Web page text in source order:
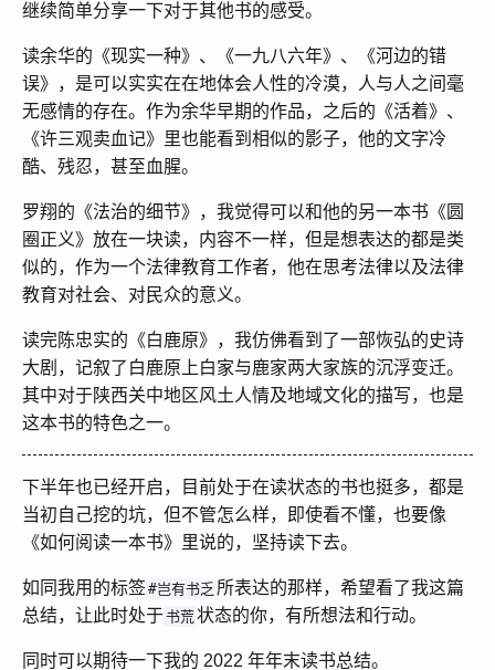
继续简单分享一下对于其他书的感受。
读余华的《现实一种》、《一九八六年》、《河边的错
误》，是可以实实在在地体会人性的冷漠，人与人之间毫
无感情的存在。作为余华早期的作品，之后的《活着》、
《许三观卖血记》里也能看到相似的影子，他的文字冷
酷、残忍，甚至血腥。
罗翔的《法治的细节》，我觉得可以和他的另一本书《圆
圈正义》放在一块读，内容不一样，但是想表达的都是类
似的，作为一个法律教育工作者，他在思考法律以及法律
教育对社会、对民众的意义。
读完陈忠实的《白鹿原》，我仿佛看到了一部恢弘的史诗
大剧，记叙了白鹿原上白家与鹿家两大家族的沉浮变迁。
其中对于陕西关中地区风土人情及地域文化的描写，也是
这本书的特色之一。
下半年也已经开启，目前处于在读状态的书也挺多，都是
当初自己挖的坑，但不管怎么样，即使看不懂，也要像
《如何阅读一本书》里说的，坚持读下去。
如同我用的标签#岂有书乏 所表达的那样，希望看了我这篇
总结，让此时处于书荒状态的你，有所想法和行动。
同时可以期待一下我的 2022 年年末读书总结。